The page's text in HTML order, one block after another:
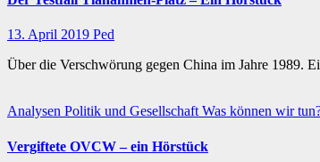
13. April 2019 Ped
Über die Verschwörung gegen China im Jahre 1989.
Analysen Politik und GesellschaftWas können wir
Vergiftete OVCW – ein Hörstück